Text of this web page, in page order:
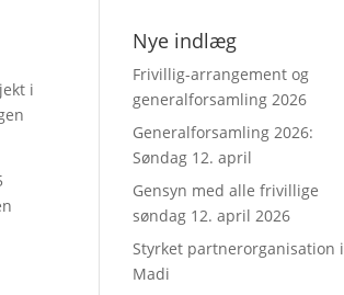
i
Nye indlæg
Frivillig-arrangement og
generalforsamling 2026
Generalforsamling 2026:
Søndag 12. april
Gensyn med alle frivillige
søndag 12. april 2026
Styrket partnerorganisation i
Madi